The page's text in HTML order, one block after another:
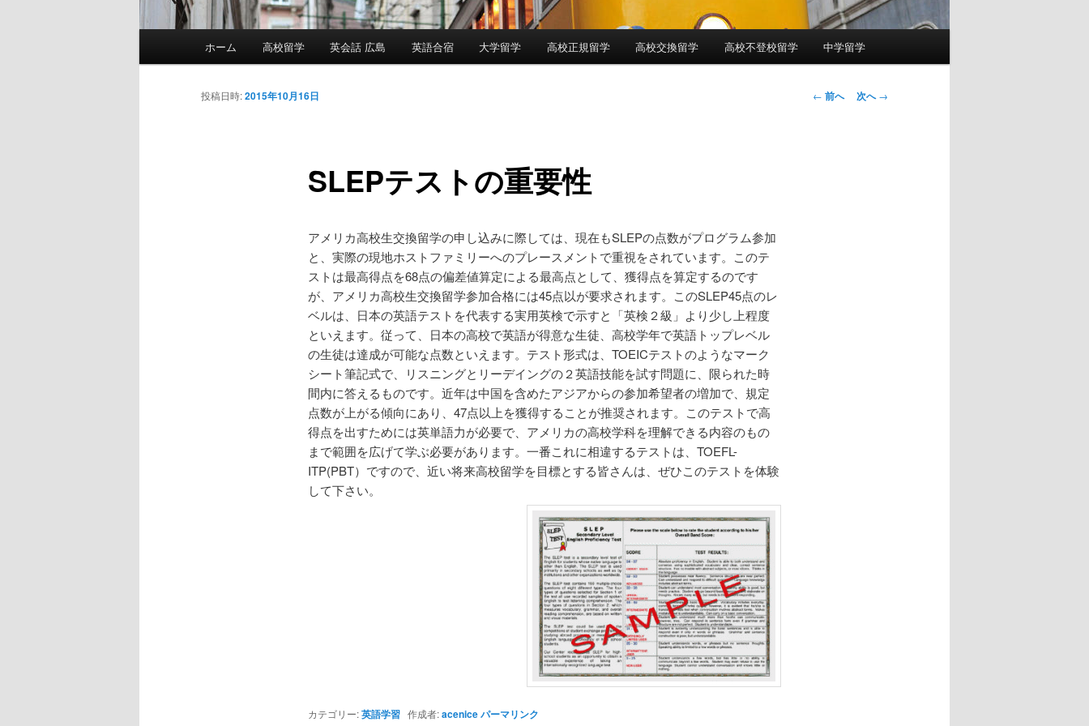
ホーム 高校留学 英会話 広島 英語合宿 大学留学 高校正規留学 高校交換留学 高校不登校留学 中学留学
投
← 前へ 次へ→
SLEPテストの重要性
投稿日時:2015年10月16日
アメリカ高校生交換留学の申し込みに際しては、現在もSLEPの点数がプログラム参加
と、実際の現地ホストファミリーへのプレースメントで重視をされています。このテ
ストは最高得点を68点の偏差値算定による最高点として、獲得点を算定するのです
が、アメリカ高校生交換留学参加合格には45点以が要求されます。このSLEP45点のレ
ベルは、日本の英語テストを代表する実用英検で示すと「英検２級」より少し上程度
といえます。従って、日本の高校で英語が得意な生徒、高校学年で英語トップレベル
の生徒は達成が可能な点数といえます。テスト形式は、TOEICテストのようなマーク
シート筆記式で、リスニングとリーデイングの２英語技能を試す問題に、限られた時
間内に答えるものです。近年は中国を含めたアジアからの参加希望者の増加で、規定
点数が上がる傾向にあり、47点以上を獲得することが推奨されます。このテストで高
得点を出すためには英単語力が必要で、アメリカの高校学科を理解できる内容のもの
まで範囲を広げて学ぶ必要があります。一番これに相違するテストは、TOEFL-
ITP(PBT）ですので、近い将来高校留学を目標とする皆さんは、ぜひこのテストを体験
して下さい。
カテゴリー:英語学習作成者:aceniceパーマリンク